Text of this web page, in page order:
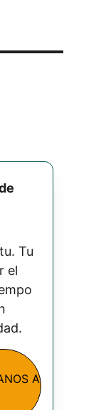
Tu
el
A